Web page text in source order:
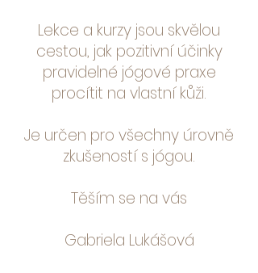
Lekce a kurzy jsou skvělou
cestou, jak pozitivní účinky
pravidelné jógové praxe
procítit na vlastní kůži.
Je určen pro všechny úrovně
zkušeností s jógou.
Těším se na vás
Gabriela Lukášová